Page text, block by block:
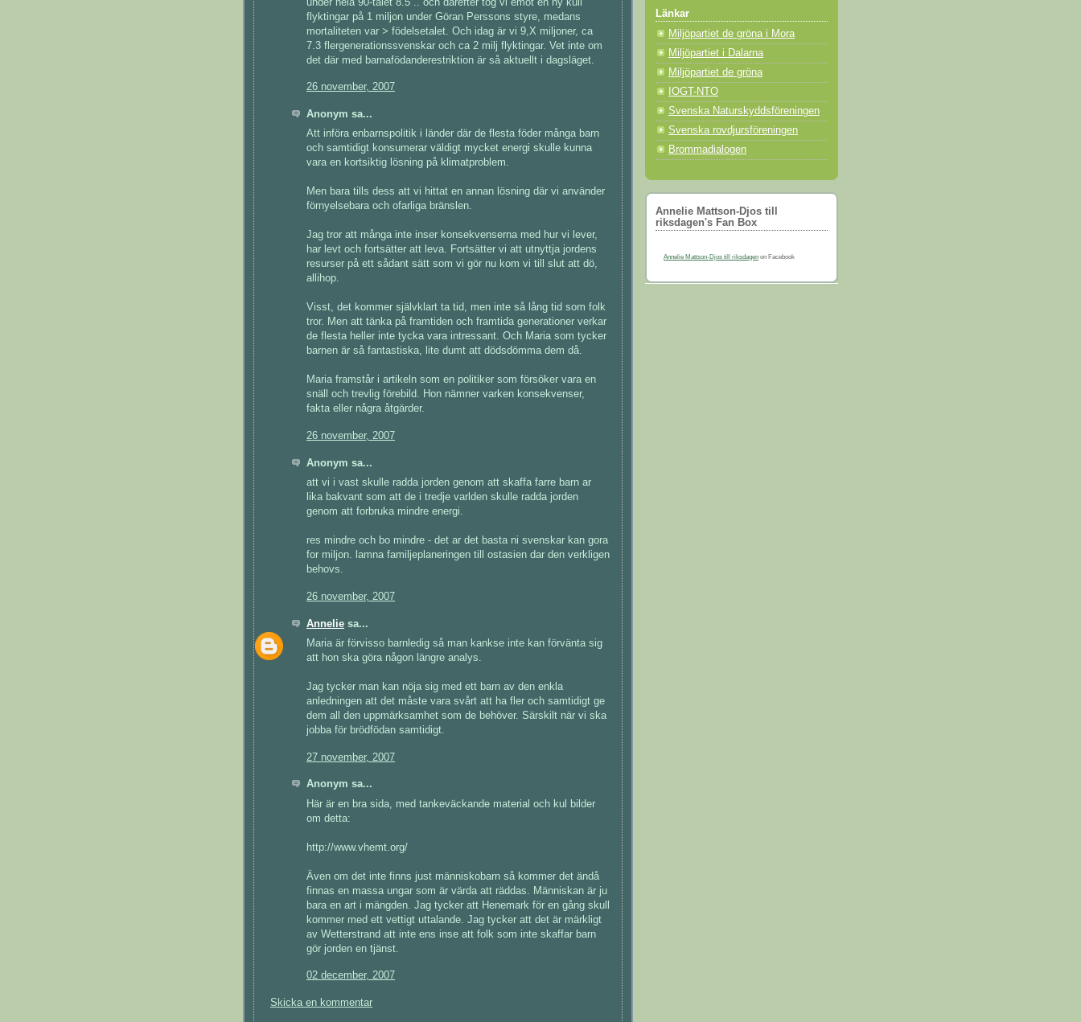
flyktingar på 1 miljon under Göran Perssons styre, medans
mortaliteten var > födelsetalet. Och idag är vi 9,X miljoner, ca
7.3 flergenerationssvenskar och ca 2 milj flyktingar. Vet inte om
det där med barnafödanderestriktion är så aktuellt i dagsläget.
26 november, 2007
Anonym sa...
Att införa enbarnspolitik i länder där de flesta föder många barn
och samtidigt konsumerar väldigt mycket energi skulle kunna
vara en kortsiktig lösning på klimatproblem.
Men bara tills dess att vi hittat en annan lösning där vi använder
förnyelsebara och ofarliga bränslen.
Jag tror att många inte inser konsekvenserna med hur vi lever,
har levt och fortsätter att leva. Fortsätter vi att utnyttja jordens
resurser på ett sådant sätt som vi gör nu kom vi till slut att dö,
allihop.
Visst, det kommer självklart ta tid, men inte så lång tid som folk
tror. Men att tänka på framtiden och framtida generationer verkar
de flesta heller inte tycka vara intressant. Och Maria som tycker
barnen är så fantastiska, lite dumt att dödsdömma dem då.
Maria framstår i artikeln som en politiker som försöker vara en
snäll och trevlig förebild. Hon nämner varken konsekvenser,
fakta eller några åtgärder.
26 november, 2007
Anonym sa...
att vi i vast skulle radda jorden genom att skaffa farre barn ar
lika bakvant som att de i tredje varlden skulle radda jorden
genom att forbruka mindre energi.
res mindre och bo mindre - det ar det basta ni svenskar kan gora
for miljon. lamna familjeplaneringen till ostasien dar den verkligen
behovs.
26 november, 2007
Annelie sa...
Maria är förvisso barnledig så man kankse inte kan förvänta sig
att hon ska göra någon längre analys.
Jag tycker man kan nöja sig med ett barn av den enkla
anledningen att det måste vara svårt att ha fler och samtidigt ge
dem all den uppmärksamhet som de behöver. Särskilt när vi ska
jobba för brödfödan samtidigt.
27 november, 2007
Anonym sa...
Här är en bra sida, med tankeväckande material och kul bilder
om detta:
http://www.vhemt.org/
Även om det inte finns just människobarn så kommer det ändå
finnas en massa ungar som är värda att räddas. Människan är ju
bara en art i mängden. Jag tycker att Henemark för en gång skull
kommer med ett vettigt uttalande. Jag tycker att det är märkligt
av Wetterstrand att inte ens inse att folk som inte skaffar barn
gör jorden en tjänst.
02 december, 2007
Skicka en kommentar
Länkar
Miljöpartiet de gröna i Mora
Miljöpartiet i Dalarna
Miljöpartiet de gröna
IOGT-NTO
Svenska Naturskyddsföreningen
Svenska rovdjursföreningen
Brommadialogen
Annelie Mattson-Djos till
riksdagen's Fan Box
Annelie Mattson-Djos till riksdagen on Facebook